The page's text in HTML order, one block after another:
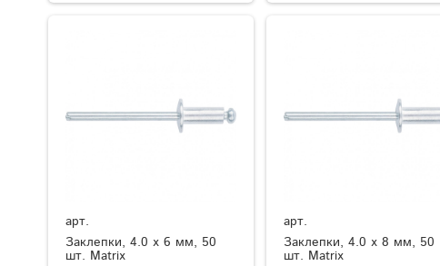
арт.
Заклепки, 4.0 х 6 мм, 50
шт. Matrix
арт.
Заклепки, 4.0 х 8 мм, 50
шт. Matrix